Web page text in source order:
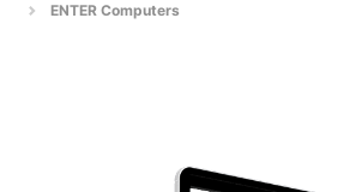
ENTER Computers